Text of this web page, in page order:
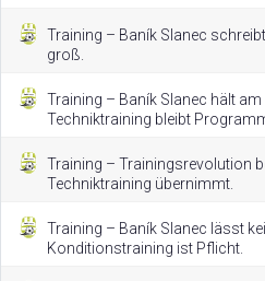
Training – Baník Slanec
groß.
Training – Baník Slanec hält
Techniktraining bleibt
Training – Trainingsrevolution
Techniktraining übernimmt.
Training – Baník Slanec lässt
Konditionstraining ist Pflicht.